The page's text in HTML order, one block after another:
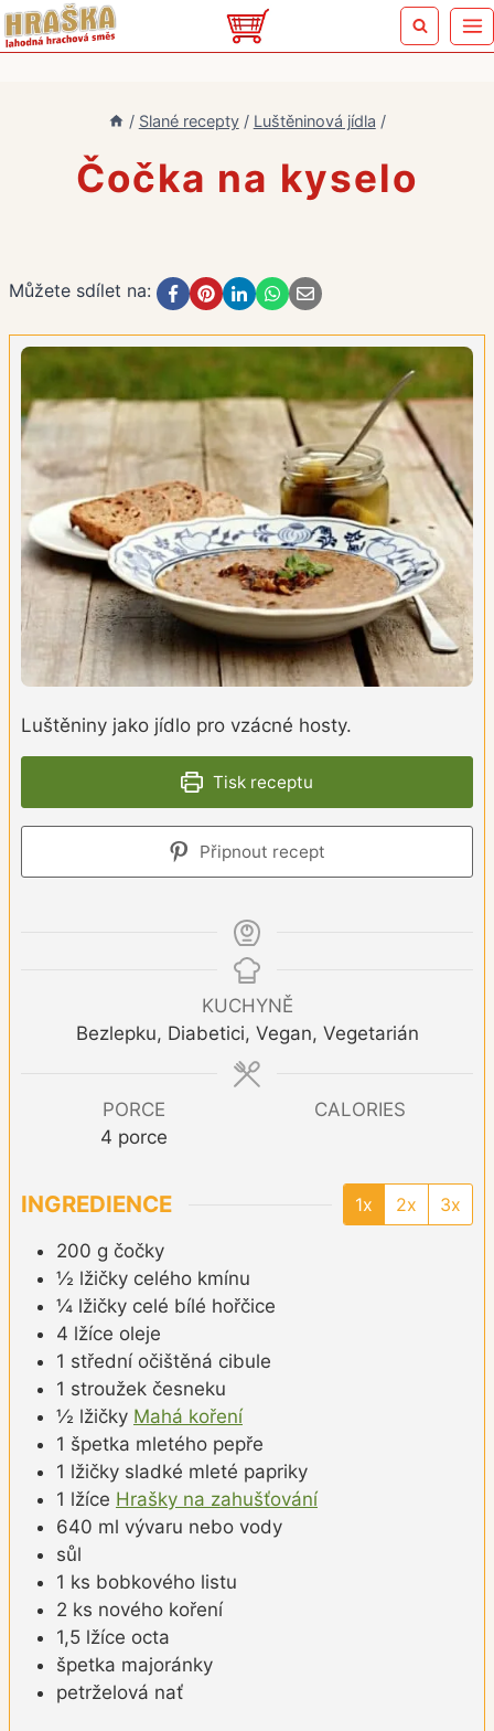
Přeskočit
na
/ Slané recepty / Luštěninová jídla /
Čočka na kyselo
Můžete sdílet na:
Luštěniny jako jídlo pro vzácné hosty.
Tisk receptu
Připnout recept
KUCHYNĚ
Bezlepku, Diabetici, Vegan, Vegetarián
PORCE
4 porce
CALORIES
INGREDIENCE 1x 2x 3x
200 g čočky
½ lžičky celého kmínu
¼ lžičky celé bílé hořčice
4 lžíce oleje
1 střední očištěná cibule
1 stroužek česneku
½ lžičky Mahá koření
1 špetka mletého pepře
1 lžičky sladké mleté papriky
1 lžíce Hrašky na zahušťování
640 ml vývaru nebo vody
sůl
1 ks bobkového listu
2 ks nového koření
1,5 lžíce octa
špetka majoránky
petrželová nať